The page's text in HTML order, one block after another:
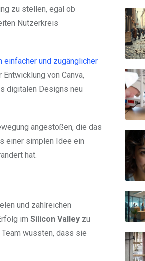
zu stellen, egal ob
Nutzerkreis
einfacher und zugänglicher
von Canva,
digitalen Designs neu
angestoßen, die das
einer simplen Idee ein
hat.
und zahlreichen
im Silicon Valley zu
wussten, dass sie